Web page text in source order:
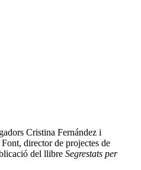
Cristina Fernández i
director de projectes de
del llibre Segrestats per